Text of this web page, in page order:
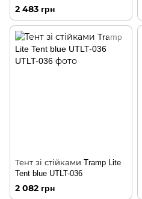
2 483 грн
Тент зі стійками Tramp Lite
Tent blue UTLT-036
2 082 грн